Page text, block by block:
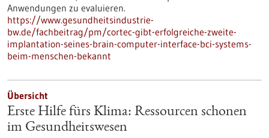
Anwendungen zu evaluieren.
https://www.gesundheitsindustrie-
bw.de/fachbeitrag/pm/cortec-gibt-erfolgreiche-zweite-
implantation-seines-brain-computer-interface-bci-systems-
beim-menschen-bekannt
Übersicht
Erste Hilfe fürs Klima: Ressourcen schonen
im Gesundheitswesen